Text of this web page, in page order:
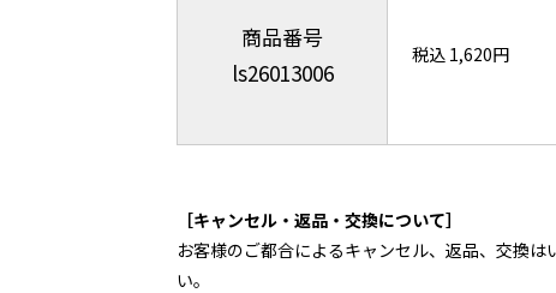
商品番号
ls26013006
税込 1,620円
［キャンセル・返品・交換について］
お客様のご都合によるキャンセル、返品、交換
い。